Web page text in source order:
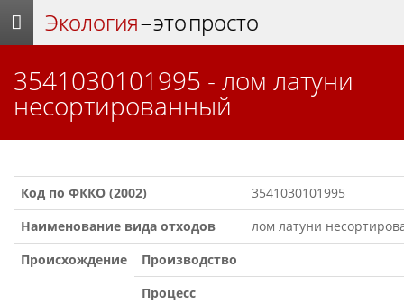
Экология– это просто
3541030101995 - лом латуни
несортированный
Код по ФККО (2002)
3541030101995
Наименование вида отходов
лом латуни
Происхождение
Производство
Процесс